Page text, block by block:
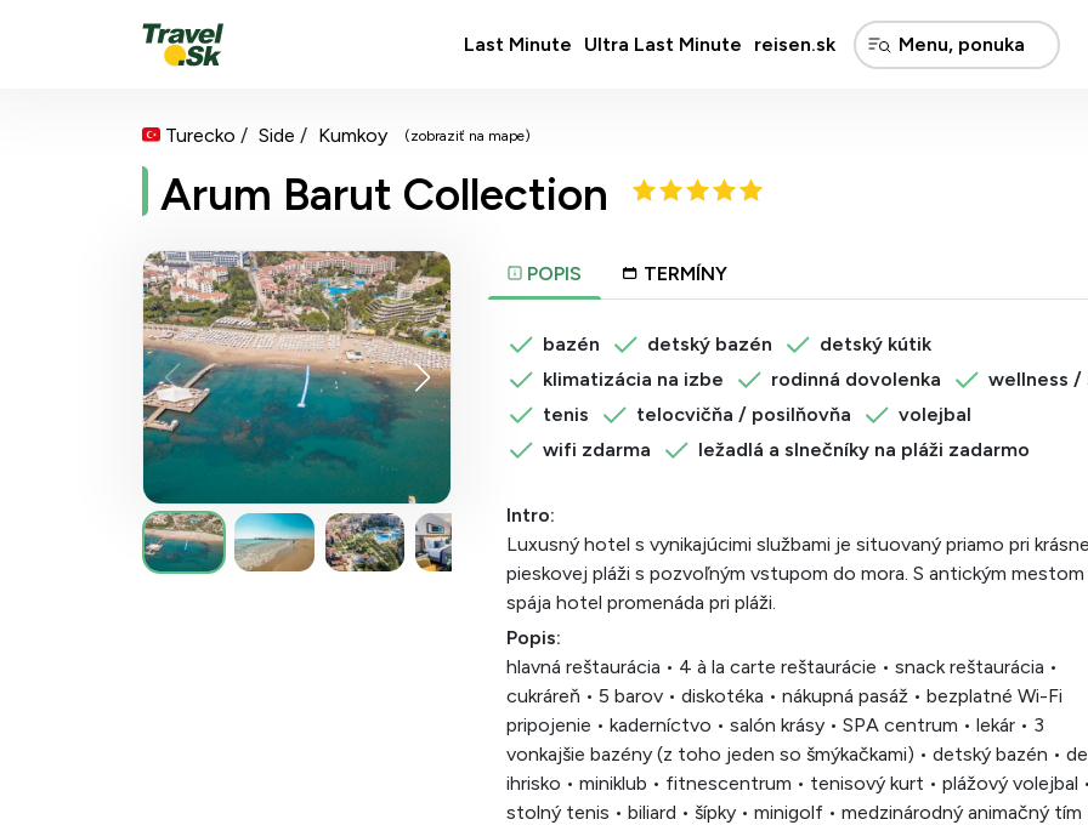
Last Minute Ultra Last Minute reisen.sk
Turecko Side Kumkoy (zobraziť na mape)
Arum Barut Collection
POPIS TERMÍNY
bazén detský bazén
detský kútik
klimatizácia na izbe
rodinná dovolenka
wellness /
tenis
telocvičňa / posilňovňa
volejbal
wifi zdarma
ležadlá a slnečníky na pláži zadarmo
Intro:
Luxusný hotel s vynikajúcimi službami je situovaný priamo pri
pieskovej pláži s pozvoľným vstupom do mora. S antickým mestom
spája hotel promenáda pri pláži.
Popis:
hlavná reštaurácia • 4 à la carte reštaurácie • snack reštaurácia •
cukráreň • 5 barov • diskotéka • nákupná pasáž • bezplatné Wi-Fi
pripojenie • kaderníctvo • salón krásy • SPA centrum • lekár • 3
vonkajšie bazény (z toho jeden so šmýkačkami) • detský bazén •
ihrisko • miniklub • fitnescentrum • tenisový kurt • plážový volejbal •
stolný tenis • biliard • šípky • minigolf • medzinárodný animačný tím